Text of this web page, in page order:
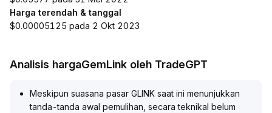
Harga terendah & tanggal
$0.00005125 pada 2 Okt 2023
Analisis hargaGemLink oleh TradeGPT
Meskipun suasana pasar GLINK saat ini menunjukkan
tanda-tanda awal pemulihan, secara teknikal belum